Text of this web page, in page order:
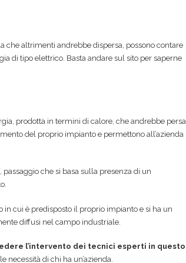
che altrimenti andrebbe dispersa, possono contare
di tipo elettrico. Basta andare sul sito per saperne
prodotta in termini di calore, che andrebbe persa
del proprio impianto e permettono all’azienda
che si basa sulla presenza di un
cui è predisposto il proprio impianto e si ha un
diffusi nel campo industriale.
l’intervento dei tecnici esperti in questo
necessità di chi ha un’azienda.